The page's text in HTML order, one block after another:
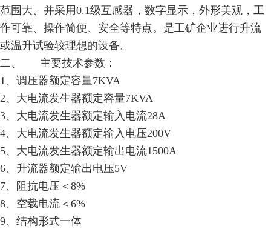
范围大、并采用0.1级互感器，数字显示，外形美观，工
作可靠、操作简便、安全等特点。是工矿企业进行升流
或温升试验较理想的设备。
二、
主要技术参数：
1、 调压器额定容量7KVA
2、大电流发生器额定容量7KVA
3、大电流发生器额定输入电流28A
4、大电流发生器额定输入电压200V
5、大电流发生器额定输出电流1500A
6、 升流器额定输出电压5V
7、
阻抗电压＜8%
8、 空载电流＜6%
9、 结构形式一体